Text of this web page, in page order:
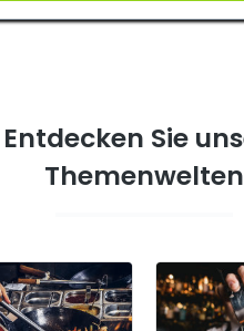
Entdecken Sie
Themenwelten